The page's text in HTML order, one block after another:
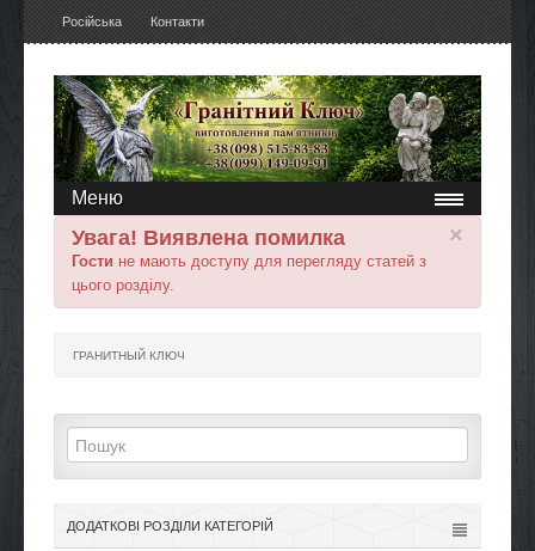
Російська Контакти
Меню
×
Увага! Виявлена помилка
Гости не мають доступу для перегляду статей з
цього розділу.
ГРАНИТНЫЙ КЛЮЧ
ДОДАТКОВІ РОЗДІЛИ КАТЕГОРІЙ